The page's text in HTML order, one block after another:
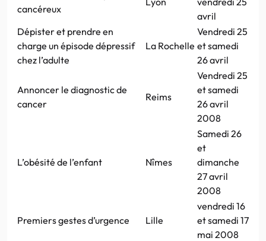
cancéreux
avril
Dépister et prendre en
charge un épisode dépressif
chez l’adulte
La Rochelle
Vendredi 25
et samedi
26 avril
Annoncer le diagnostic de
cancer
Reims
Vendredi 25
et samedi
26 avril
2008
L’obésité de l’enfant Nîmes
Samedi 26
et
dimanche
27 avril
2008
Premiers gestes d’urgence Lille
vendredi 16
et samedi 17
mai 2008